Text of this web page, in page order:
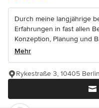
Durch meine langjährige
Erfahrungen in fast allen
Konzeption, Planung und
Mehr
Rykestraße 3, 10405 Berlin